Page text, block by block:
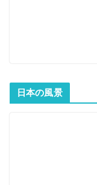
日本の風景